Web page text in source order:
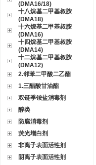
(DMA16/18)
十八烷基二甲基叔胺
(DMA18)
十六烷基二甲基叔胺
(DMA16)
十四烷基二甲基叔胺
(DMA14)
十二烷基二甲基叔胺
(DMA12)
2.邻苯二甲酸二乙酯
1.三醋酸甘油酯
双链季铵盐消毒剂
醇类
防腐消毒剂
荧光增白剂
非离子表面活性剂
阴离子表面活性剂